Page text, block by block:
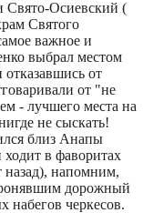
Свято-Осиевский (
Святого
важное и
выбрал местом
отказавшись от
от "не
- лучшего места на
не сыскать!
близ Анапы
в фаворитах
напомним,
дорожный
набегов черкесов.